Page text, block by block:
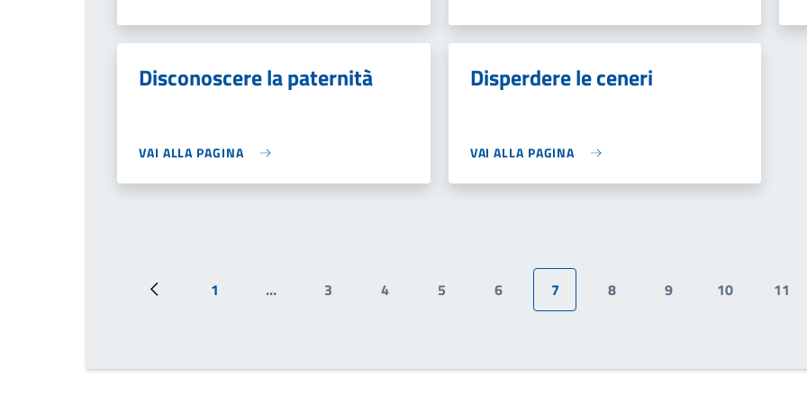
Disconoscere la paternità
VAI ALLA PAGINA
Disperdere le ceneri
VAI ALLA PAGINA
Pagina precedente
Prima pagina
1 …
Pagina
3
Pagina
4
Pagina
5
Pagina
6
Pagina attuale
7
Pagina
8
Pagina
9
Pagina
10 11